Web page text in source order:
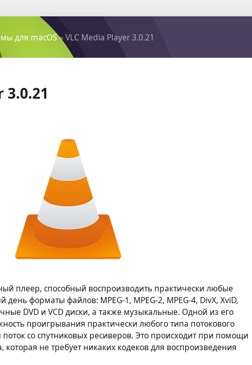
для macOS» VLC Media Player 3.0.21
3.0.21
плеер, способный воспроизводить практически любые
форматы файлов: MPEG-1, MPEG-2, MPEG-4, DivX, XviD,
DVD и VCD диски, а также музыкальные. Одной из его
проигрывания практически любого типа потокового
со спутниковых ресиверов. Это происходит при помощи
не требует никаких кодеков для воспроизведения